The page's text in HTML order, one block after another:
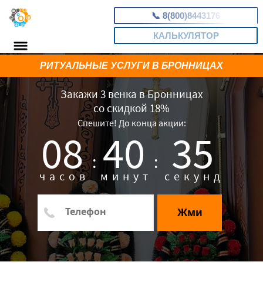
📞 8(800)8443176
КАЛЬКУЛЯТОР
Закажи 3 венка в Бронницах
со скидкой 18%
Спешите! До конца акции:
08 :
часов 40 :
минут 34
секунд
Жми
РИТУАЛЬНЫЕ УСЛУГИ В БРОННИЦАХ